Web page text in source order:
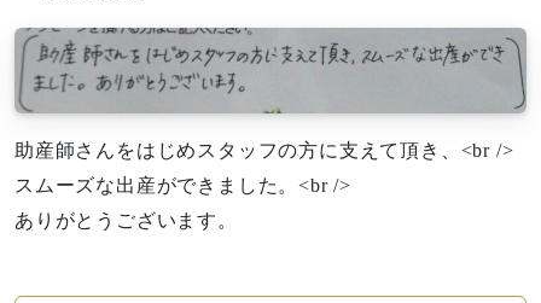
助産師さんをはじめスタッフの方に支えて頂き、<br />
スムーズな出産ができました。<br />
ありがとうございます。